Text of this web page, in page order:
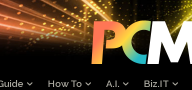
How To A.I. Biz.IT